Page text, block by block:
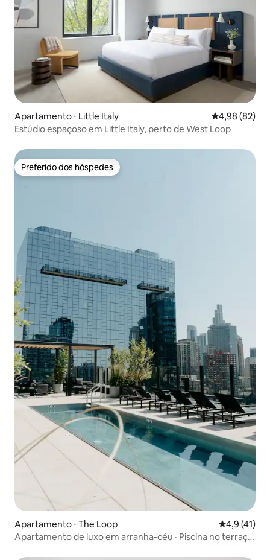
Apartamento ⋅ Little Italy 4,98 de uma
4,98 (82)
Estúdio espaçoso em Little Italy, perto de West Loop
Preferido dos hóspedes
Preferido dos hóspedes
Apartamento ⋅ The Loop 4,9 de uma
4,9 (41)
Apartamento de luxo em arranha-céu · Piscina no terraço